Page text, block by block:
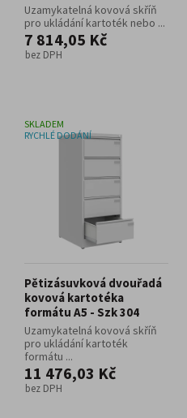
Uzamykatelná kovová skříň
pro ukládání kartoték nebo ...
7 814,05 Kč
bez DPH
SKLADEM
RYCHLÉ DODÁNÍ
Pětizásuvková dvouřadá
kovová kartotéka
formátu A5 - Szk 304
Uzamykatelná kovová skříň
pro ukládání kartoték
formátu ...
11 476,03 Kč
bez DPH